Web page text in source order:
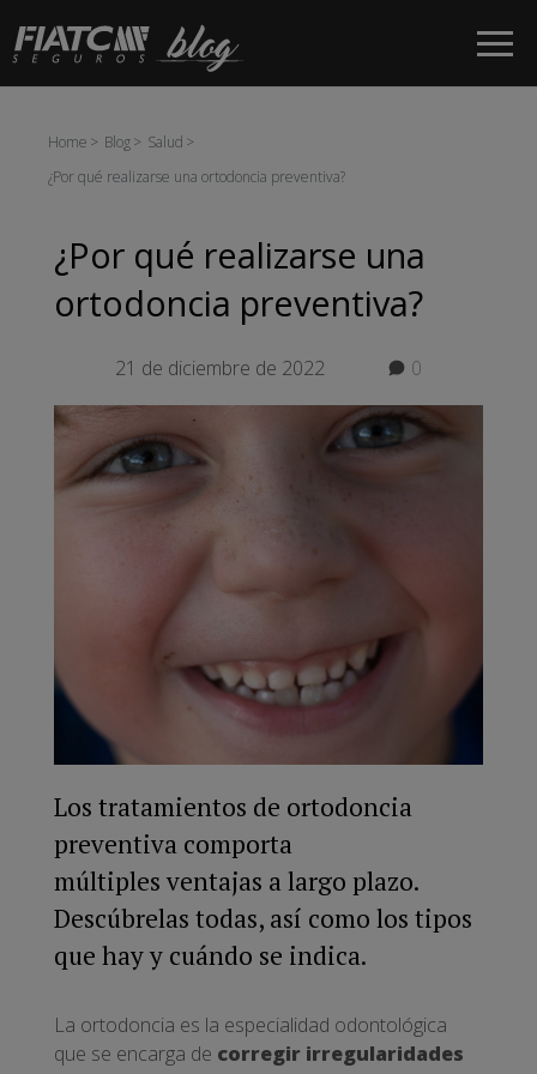
Saltar al contenido principal
Home Blog
Salud
¿Por qué realizarse una ortodoncia preventiva?
¿Por qué realizarse una
ortodoncia preventiva?
21 de diciembre de 2022 0
Los tratamientos de ortodoncia
preventiva comporta
múltiples ventajas a largo plazo.
Descúbrelas todas, así como los tipos
que hay y cuándo se indica.
La ortodoncia es la especialidad odontológica
que se encarga de corregir irregularidades